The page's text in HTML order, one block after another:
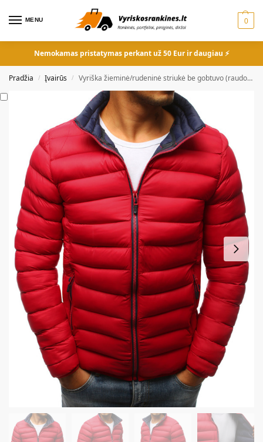
MENU 0
Nemokamas pristatymas perkant už 50 Eur ir daugiau ⚡
Pradžia / Įvairūs / Vyriška žieminė/rudeninė striukė be gobtuvo (raudona)